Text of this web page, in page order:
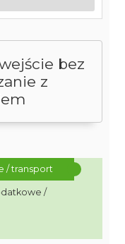
bez
z
/ transport
/